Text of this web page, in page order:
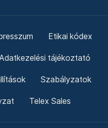
Etikai kódex
tájékoztató
Szabályzatok
Telex Sales